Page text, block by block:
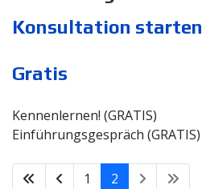
Konsultation starten
Gratis
Kennenlernen! (GRATIS)
Einführungsgespräch (GRATIS)
1 2